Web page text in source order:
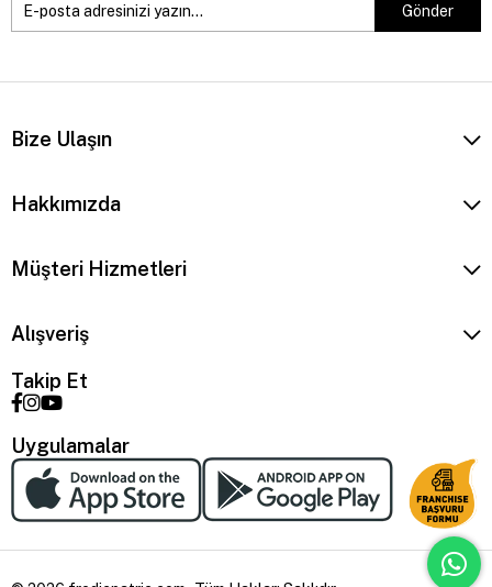
Gönder
Bize Ulaşın
Hakkımızda
Müşteri Hizmetleri
Alışveriş
Takip Et
Uygulamalar